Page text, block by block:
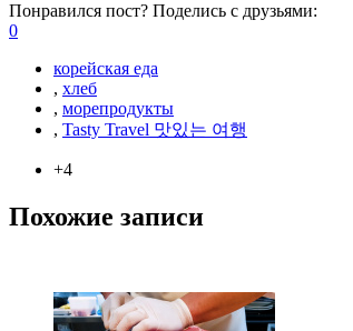
Понравился пост? Поделись с друзьями:
0
корейская еда
, хлеб
, морепродукты
, Tasty Travel 맛있는 여행
+4
Похожие записи